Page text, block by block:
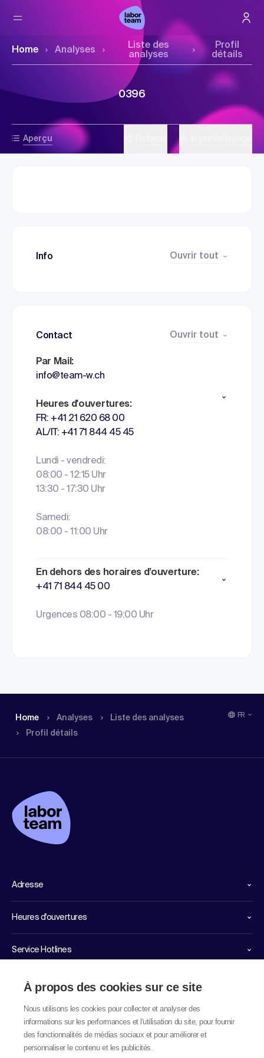
Home Analyses
Liste des
analyses
Profil
détails
Aperçu
0396
Info Ouvrir tout
Contact Ouvrir tout
Par Mail:
info@team-w.ch
Heures d'ouvertures:
FR: +41 21 620 68 00
AL/IT: +41 71 844 45 45
Lundi - vendredi:
08:00 - 12:15 Uhr
13:30 - 17:30 Uhr
Samedi:
08:00 - 11:00 Uhr
En dehors des horaires d’ouverture:
+41 71 844 45 00
Urgences 08:00 - 19:00 Uhr
Home Analyses
Liste des analyses
Profil détails
FR
Adresse
Heures d'ouvertures
Service Hotlines
Liens importants
À propos des cookies sur ce site
Nous utilisons les cookies pour collecter et analyser des
informations sur les performances et l'utilisation du site, pour fournir
des fonctionnalités de médias sociaux et pour améliorer et
personnaliser le contenu et les publicités.